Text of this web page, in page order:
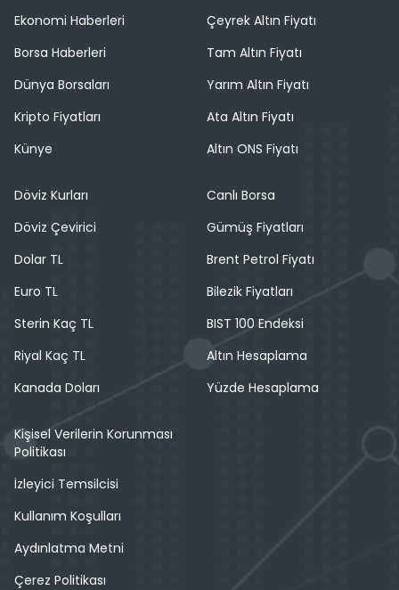
Ekonomi Haberleri
Borsa Haberleri
Dünya Borsaları
Kripto Fiyatları
Künye
Çeyrek Altın Fiyatı
Tam Altın Fiyatı
Yarım Altın Fiyatı
Ata Altın Fiyatı
Altın ONS Fiyatı
Döviz Kurları
Döviz Çevirici
Dolar TL
Euro TL
Sterin Kaç TL
Riyal Kaç TL
Kanada Doları
Canlı Borsa
Gümüş Fiyatları
Brent Petrol Fiyatı
Bilezik Fiyatları
BIST 100 Endeksi
Altın Hesaplama
Yüzde Hesaplama
Kişisel Verilerin Korunması
Politikası
İzleyici Temsilcisi
Kullanım Koşulları
Aydınlatma Metni
Çerez Politikası